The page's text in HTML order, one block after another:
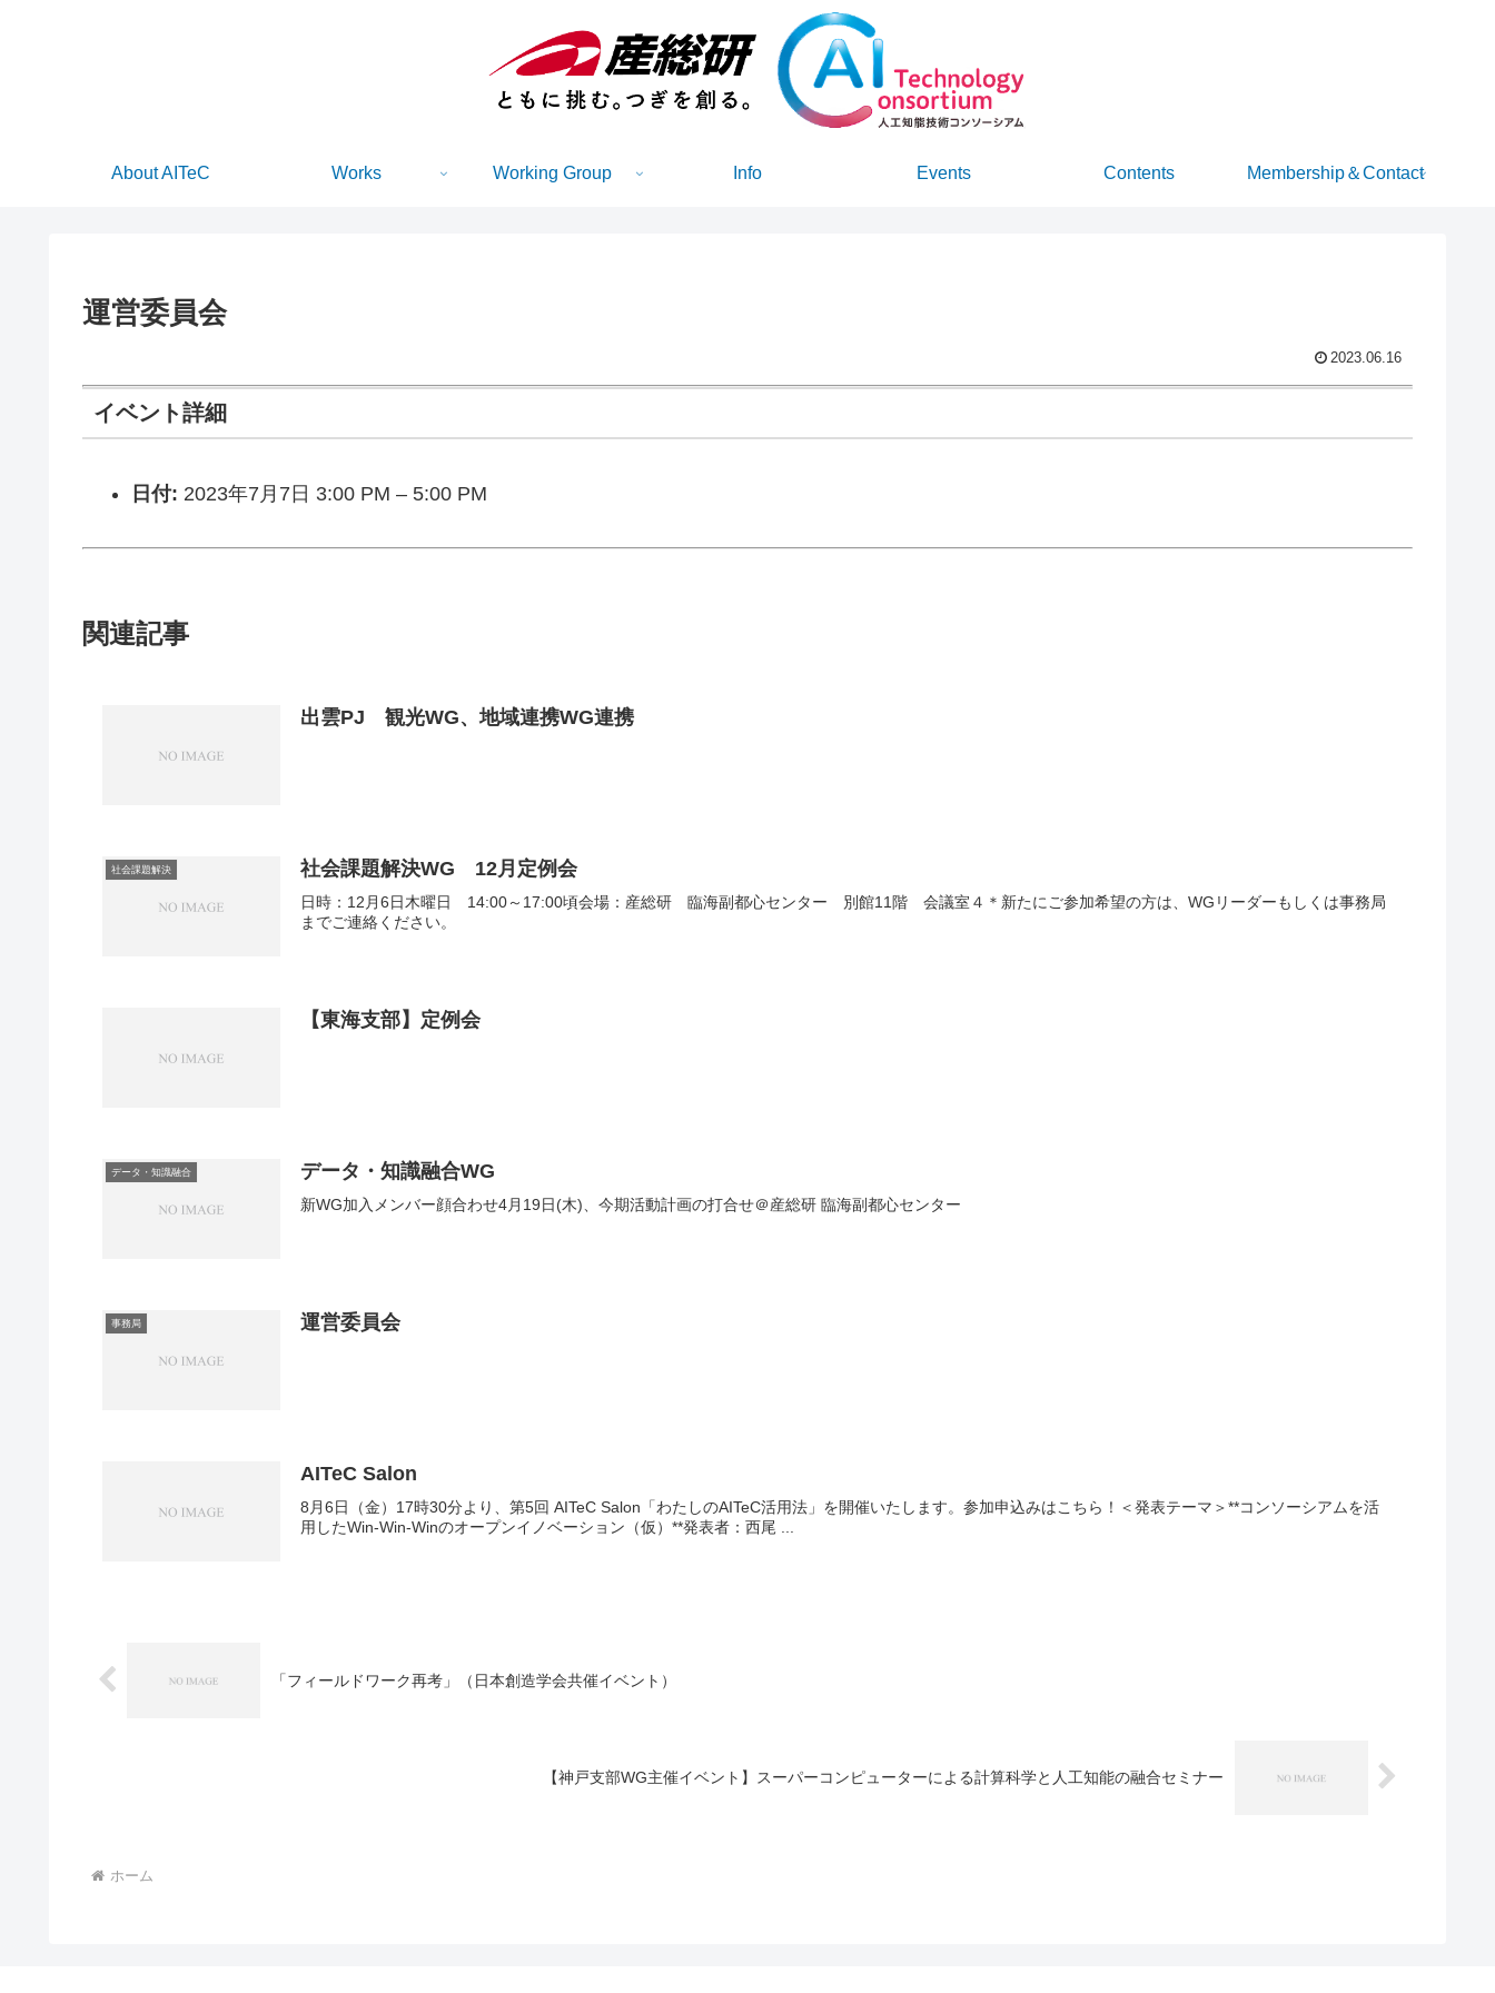
About AITeC Works Working Group Info Events Contents Membership＆Contact
運営委員会
2023.06.16
イベント詳細
日付: 2023年7月7日 3:00 PM – 5:00 PM
関連記事
出雲PJ 観光WG、地域連携WG連携
社会課題解決 社会課題解決WG 12月定例会
日時：12月6日木曜日 14:00～17:00頃会場：産総研 臨海副都心センター 別館11階 会議室４＊新たにご参加希望の方は、WGリーダーもしくは事務局
までご連絡ください。
【東海支部】定例会
データ・知識融合 データ・知識融合WG
新WG加入メンバー顔合わせ4月19日(木)、今期活動計画の打合せ＠産総研 臨海副都心センター
事務局 運営委員会
AITeC Salon
8月6日（金）17時30分より、第5回 AITeC Salon「わたしのAITeC活用法」を開催いたします。参加申込みはこちら！＜発表テーマ＞**コンソーシアムを活
用したWin-Win-Winのオープンイノベーション（仮）**発表者：西尾 ...
「フィールドワーク再考」（日本創造学会共催イベント）
【神戸支部WG主催イベント】スーパーコンピューターによる計算科学と人工知能の融合セミナー
ホーム